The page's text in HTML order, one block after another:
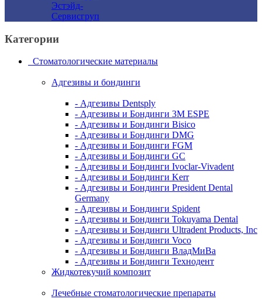
Эстэйд-
Сервисгруп
Категории
Стоматологические материалы
Адгезивы и бондинги
- Адгезивы Dentsply
- Адгезивы и Бондинги 3M ESPE
- Адгезивы и Бондинги Bisico
- Адгезивы и Бондинги DMG
- Адгезивы и Бондинги FGM
- Адгезивы и Бондинги GC
- Адгезивы и Бондинги Ivoclar-Vivadent
- Адгезивы и Бондинги Kerr
- Адгезивы и Бондинги President Dental
Germany
- Адгезивы и Бондинги Spident
- Адгезивы и Бондинги Tokuyama Dental
- Адгезивы и Бондинги Ultradent Products, Inc
- Адгезивы и Бондинги Voco
- Адгезивы и Бондинги ВладМиВа
- Адгезивы и Бондинги Технодент
Жидкотекучий композит
Лечебные стоматологические препараты